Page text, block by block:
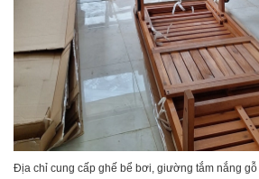
Địa chỉ cung cấp ghế bể bơi, giường tắm nắng gỗ